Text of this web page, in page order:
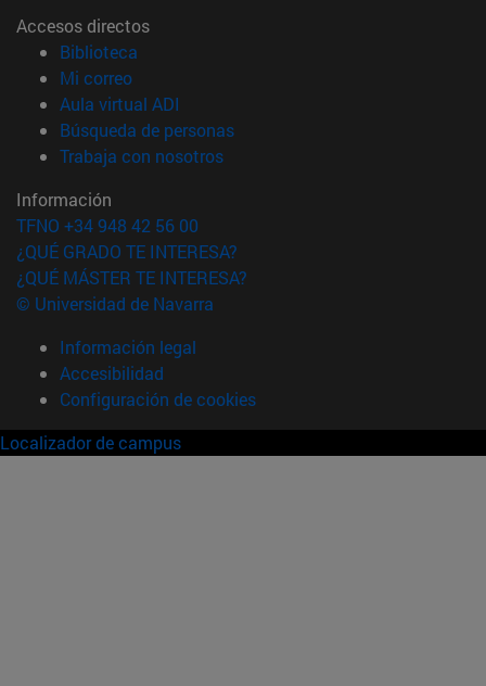
Accesos directos
Biblioteca
Mi correo(abre en nueva ventana)
Aula virtual ADI
Búsqueda de personas(abre en nueva ventana)
Trabaja con nosotros(abre en nueva ventana)
Información
TFNO +34 948 42 56 00
¿QUÉ GRADO TE INTERESA?
¿QUÉ MÁSTER TE INTERESA?
© Universidad de Navarra
Información legal
Accesibilidad
Configuración de cookies
Localizador de campus